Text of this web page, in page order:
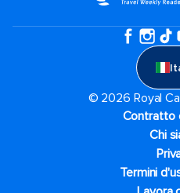
© 2026 Royal
Contratto
Chi
Termini